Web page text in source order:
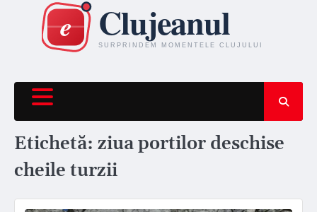
content
Etichetă: ziua portilor deschise
cheile turzii